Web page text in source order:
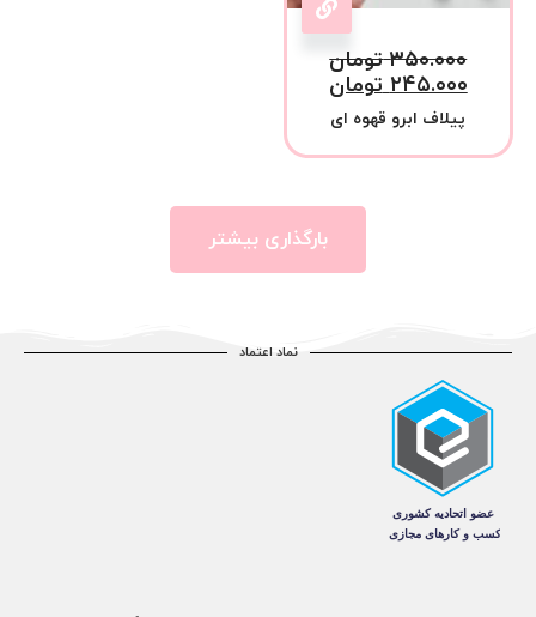
۳۵۰.۰۰۰ تومان
۲۴۵.۰۰۰ تومان
پیلاف ابرو قهوه ای
بارگذاری بیشتر
نماد اعتماد